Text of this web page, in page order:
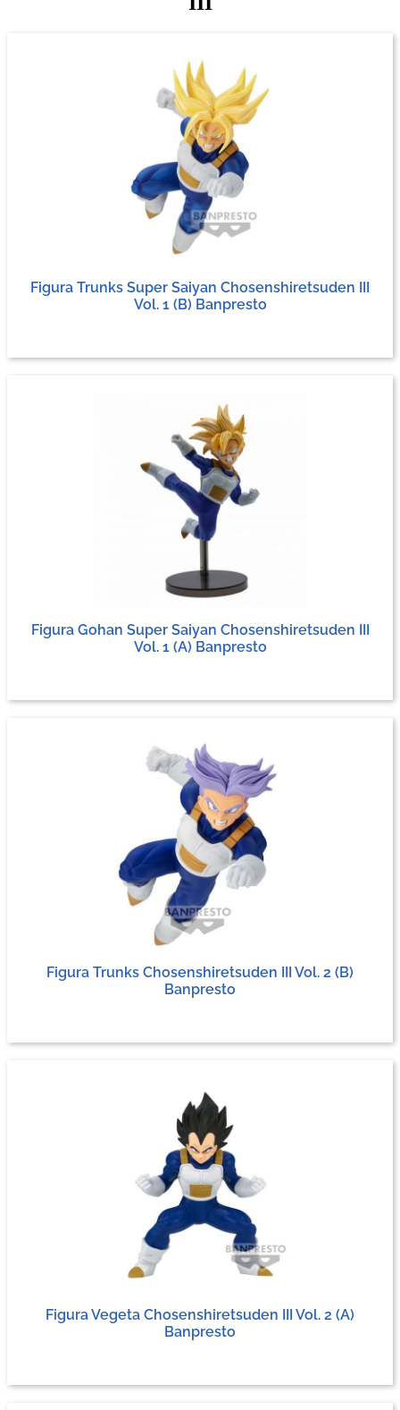
Figura Trunks Super Saiyan Chosenshiretsuden III
Vol. 1 (B) Banpresto
Figura Gohan Super Saiyan Chosenshiretsuden III
Vol. 1 (A) Banpresto
Figura Trunks Chosenshiretsuden III Vol. 2 (B)
Banpresto
Figura Vegeta Chosenshiretsuden III Vol. 2 (A)
Banpresto